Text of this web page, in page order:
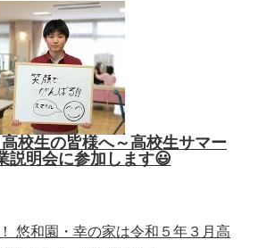
高校生の皆様へ～高校生サマー
説明会に参加します😃
悠和園・幸の家は令和５年３月高